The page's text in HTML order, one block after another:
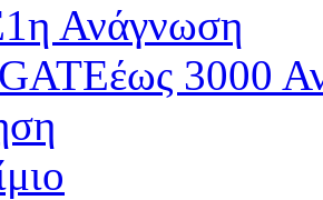
1η Ανάγνωση
έως 3000